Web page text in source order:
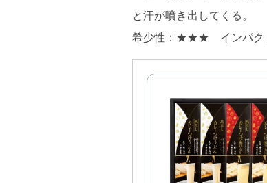
と汗が噴き出してくる。
希少性：★★★ インパ